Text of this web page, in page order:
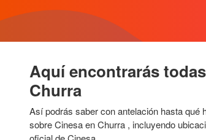
Aquí encontrarás
Churra
Así podrás saber con antelación hasta qué
sobre Cinesa en Churra , incluyendo